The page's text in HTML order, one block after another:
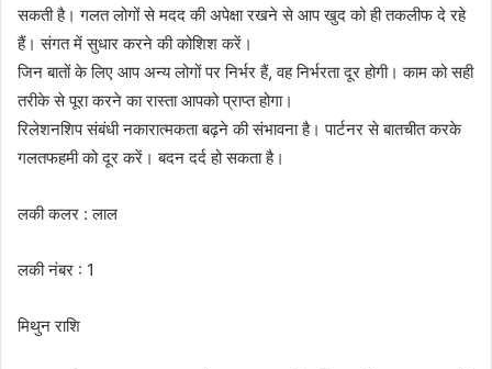
सकती है। गलत लोगों से मदद की अपेक्षा रखने से आप खुद को ही तकलीफ दे रहे
हैं। संगत में सुधार करने की कोशिश करें।
जिन बातों के लिए आप अन्य लोगों पर निर्भर हैं, वह निर्भरता दूर होगी। काम को सही
तरीके से पूरा करने का रास्ता आपको प्राप्त होगा।
रिलेशनशिप संबंधी नकारात्मकता बढ़ने की संभावना है। पार्टनर से बातचीत करके
गलतफहमी को दूर करें। बदन दर्द हो सकता है।
लकी कलर : लाल
लकी नंबर : 1
मिथुन राशि